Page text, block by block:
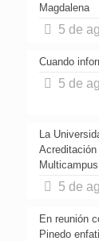
Magdalena
5 de
Cuando
5 de
La
5 de
En reunión
Pinedo